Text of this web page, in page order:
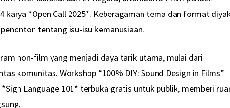
karya *Open Call 2025*. Keberagaman tema dan format
tentang isu-isu kemanusiaan.
non-film yang menjadi daya tarik utama, mulai dari
komunitas. Workshop “100% DIY: Sound Design in Films”
*Sign Language 101* terbuka gratis untuk publik, memberi